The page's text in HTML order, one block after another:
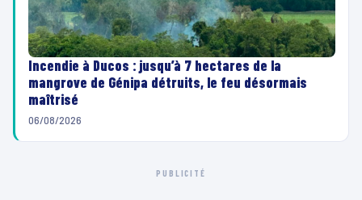
Incendie à Ducos : jusqu’à 7 hectares de la
mangrove de Génipa détruits, le feu désormais
maîtrisé
06/08/2026
PUBLICITÉ